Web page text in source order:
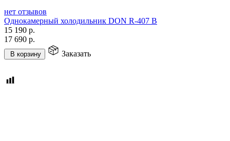
нет отзывов
Однокамерный холодильник DON R-407 B
15 190 р.
17 690 р.
В корзину Заказать